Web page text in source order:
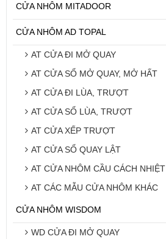
CỬA NHÔM MITADOOR
CỬA NHÔM AD TOPAL
AT CỬA ĐI MỞ QUAY
AT CỬA SỔ MỞ QUAY, MỞ HẤT
AT CỬA ĐI LÙA, TRƯỢT
AT CỬA SỔ LÙA, TRƯỢT
AT CỬA XẾP TRƯỢT
AT CỬA SỔ QUAY LẬT
AT CỬA NHÔM CẦU CÁCH NHIỆT
AT CÁC MẪU CỬA NHÔM KHÁC
CỬA NHÔM WISDOM
WD CỬA ĐI MỞ QUAY